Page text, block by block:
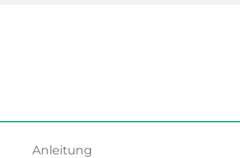
Anleitung